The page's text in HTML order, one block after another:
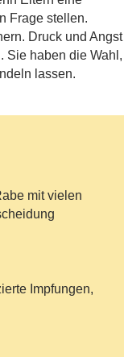
Frage stellen.
Druck und Angst
Sie haben die Wahl,
lassen.
mit vielen
Impfungen,